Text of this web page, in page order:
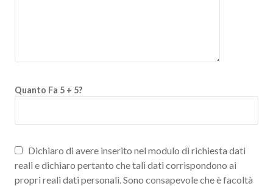
Quanto Fa 5 + 5?
Dichiaro di avere inserito nel modulo di richiesta dati
reali e dichiaro pertanto che tali dati corrispondono ai
propri reali dati personali. Sono consapevole che è facoltà